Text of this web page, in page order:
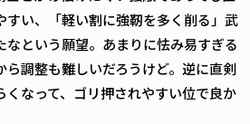
すい、「軽い割に強靭を多く削る」武
なという願望。あまりに怯み易すぎる
ら調整も難しいだろうけど。逆に直剣
くなって、ゴリ押されやすい位で良か